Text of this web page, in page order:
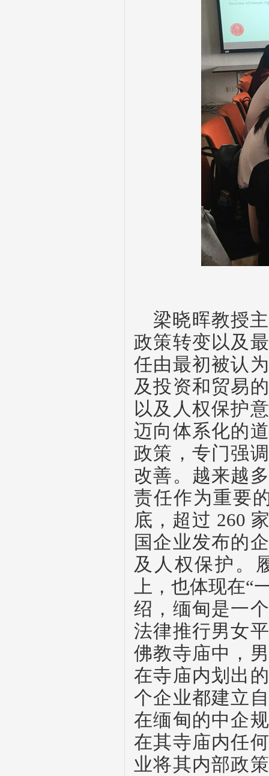
梁晓晖教授
政策转变以及
任由最初被认
及投资和贸易
以及人权保护
迈向体系化的
政策，专门强
改善。越来越
责任作为重要
底，超过 260
国企业发布的
及人权保护。
上，也体现在“
绍，缅甸是一
法律推行男女
佛教寺庙中，
在寺庙内划出
个企业都建立
在缅甸的中企
在其寺庙内任
业将其内部政